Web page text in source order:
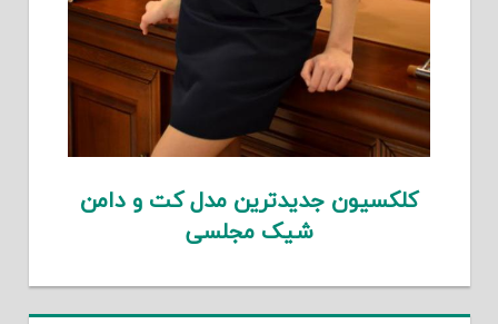
کلکسیون جدیدترین مدل کت و دامن
شیک مجلسی